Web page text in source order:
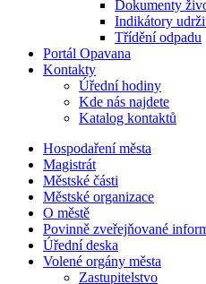
Dokumenty
Indikátory
Třídění odpadu
Portál Opavana
Kontakty
Úřední hodiny
Kde nás najdete
Katalog kontaktů
Hospodaření města
Magistrát
Městské části
Městské organizace
O městě
Povinně zveřejňované
Úřední deska
Volené orgány města
Zastupitelstvo